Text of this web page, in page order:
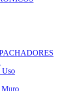
Uso
Muro